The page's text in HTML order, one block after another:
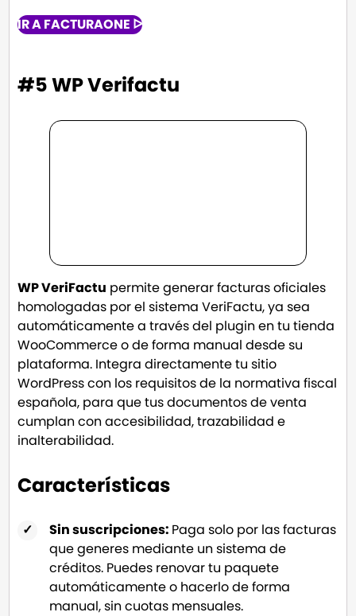
IR A FACTURAONE ᐅ
#5 WP Verifactu
WP VeriFactu permite generar facturas oficiales
homologadas por el sistema VeriFactu, ya sea
automáticamente a través del plugin en tu tienda
WooCommerce o de forma manual desde su
plataforma. Integra directamente tu sitio
WordPress con los requisitos de la normativa fiscal
española, para que tus documentos de venta
cumplan con accesibilidad, trazabilidad e
inalterabilidad.
Características
Sin suscripciones: Paga solo por las facturas
que generes mediante un sistema de
créditos. Puedes renovar tu paquete
automáticamente o hacerlo de forma
manual, sin cuotas mensuales.